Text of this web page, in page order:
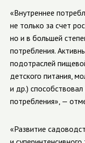
«Внутреннее
не только за счет
но и в большей
потребления.
подотраслей
детского питания,
и др.)
потребления», —
«Развитие